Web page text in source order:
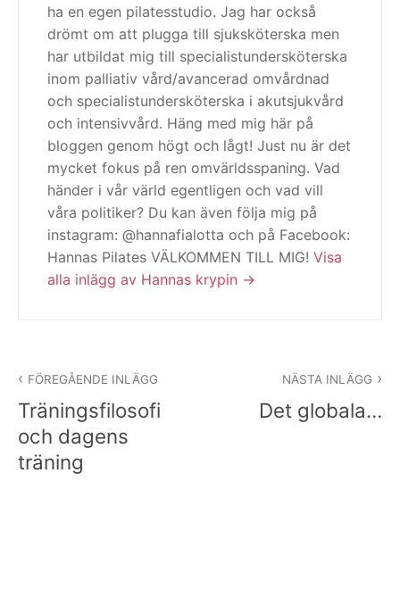
ha en egen pilatesstudio. Jag har också
drömt om att plugga till sjuksköterska men
har utbildat mig till specialistundersköterska
inom palliativ vård/avancerad omvårdnad
och specialistundersköterska i akutsjukvård
och intensivvård. Häng med mig här på
bloggen genom högt och lågt! Just nu är det
mycket fokus på ren omvärldsspaning. Vad
händer i vår värld egentligen och vad vill
våra politiker? Du kan även följa mig på
instagram: @hannafialotta och på Facebook:
Hannas Pilates VÄLKOMMEN TILL MIG! Visa
alla inlägg av Hannas krypin
FÖREGÅENDE INLÄGG
Träningsfilosofi
och dagens
träning
NÄSTA INLÄGG
Det globala…